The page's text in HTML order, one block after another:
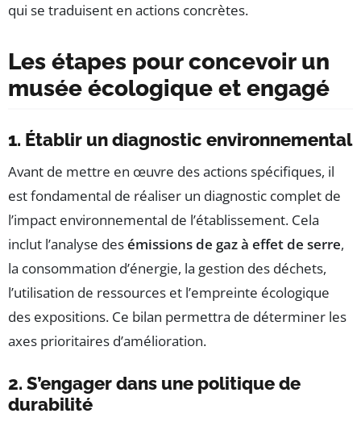
qui se traduisent en actions concrètes.
Les étapes pour concevoir un
musée écologique et engagé
1. Établir un diagnostic environnemental
Avant de mettre en œuvre des actions spécifiques, il
est fondamental de réaliser un diagnostic complet de
l’impact environnemental de l’établissement. Cela
inclut l’analyse desémissions de gaz à effet de serre,
la consommation d’énergie, la gestion des déchets,
l’utilisation de ressources et l’empreinte écologique
des expositions. Ce bilan permettra de déterminer les
axes prioritaires d’amélioration.
2. S’engager dans une politique de
durabilité